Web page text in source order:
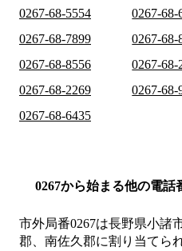
0267-68-5554
0267-68-
0267-68-7899
0267-68-
0267-68-8556
0267-68-
0267-68-2269
0267-68-
0267-68-6435
0267から始まる他の電話
市外局番0267は長野県小諸
郡、南佐久郡に割り当てら